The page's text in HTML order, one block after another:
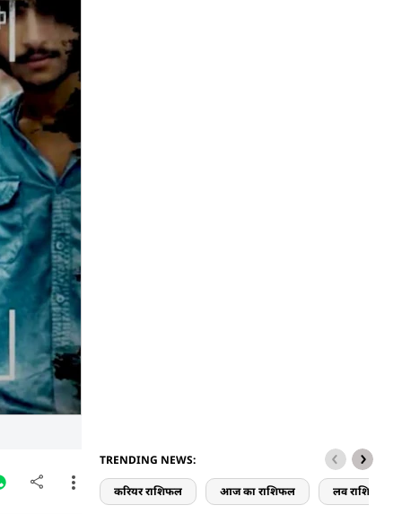
TRENDING NEWS:
करियर राशिफल आज का राशिफल लव राशिफल